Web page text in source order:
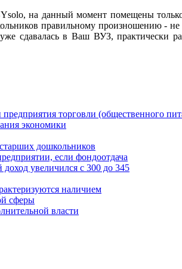
на данный момент помещены
правильному произношению - не
сдавалась в Ваш ВУЗ, практически
торговли (общественного
экономики
дошкольников
если фондоотдача
увеличился с 300 до 345
наличием
сферы
власти